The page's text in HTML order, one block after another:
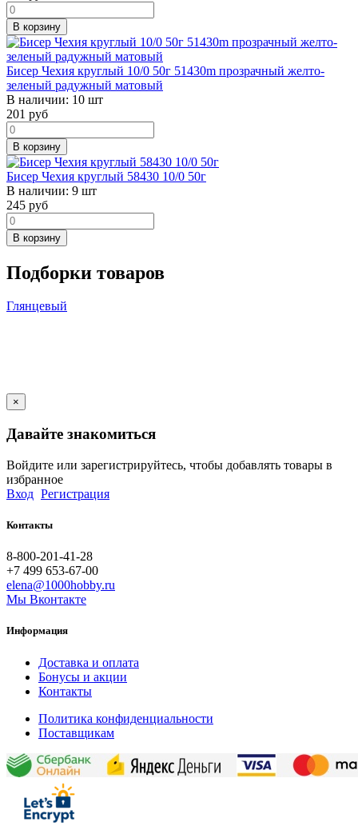
В корзину
Бисер Чехия круглый 10/0 50г 51430m прозрачный желто-
зеленый радужный матовый
В наличии: 10 шт
201 руб
В корзину
Бисер Чехия круглый 58430 10/0 50г
В наличии: 9 шт
245 руб
В корзину
Подборки товаров
Глянцевый
×
Давайте знакомиться
Войдите или зарегистрируйтесь, чтобы добавлять товары в
избранное
Вход Регистрация
Контакты
8-800-201-41-28
+7 499 653-67-00
elena@1000hobby.ru
Мы Вконтакте
Информация
Доставка и оплата
Бонусы и акции
Контакты
Политика конфиденциальности
Поставщикам